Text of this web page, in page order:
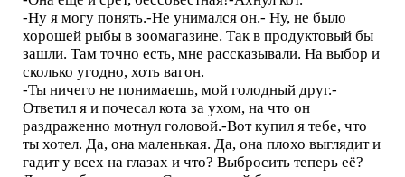
-Ну я могу понять.-Не унимался он.- Ну, не было
хорошей рыбы в зоомагазине. Так в продуктовый бы
зашли. Там точно есть, мне рассказывали. На выбор и
сколько угодно, хоть вагон.
-Ты ничего не понимаешь, мой голодный друг.-
Ответил я и почесал кота за ухом, на что он
раздраженно мотнул головой.-Вот купил я тебе, что
ты хотел. Да, она маленькая. Да, она плохо выглядит и
гадит у всех на глазах и что? Выбросить теперь её?